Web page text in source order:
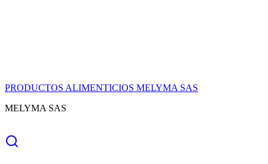
PRODUCTOS ALIMENTICIOS MELYMA SAS
MELYMA SAS